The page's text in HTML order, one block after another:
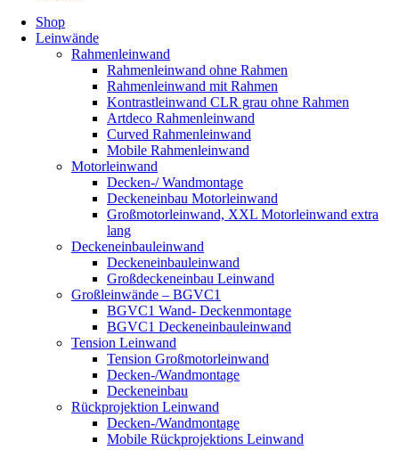
Shop
Leinwände
Rahmenleinwand
Rahmenleinwand ohne Rahmen
Rahmenleinwand mit Rahmen
Kontrastleinwand CLR grau ohne Rahmen
Artdeco Rahmenleinwand
Curved Rahmenleinwand
Mobile Rahmenleinwand
Motorleinwand
Decken-/ Wandmontage
Deckeneinbau Motorleinwand
Großmotorleinwand, XXL Motorleinwand extra
lang
Deckeneinbauleinwand
Deckeneinbauleinwand
Großdeckeneinbau Leinwand
Großleinwände – BGVC1
BGVC1 Wand- Deckenmontage
BGVC1 Deckeneinbauleinwand
Tension Leinwand
Tension Großmotorleinwand
Decken-/Wandmontage
Deckeneinbau
Rückprojektion Leinwand
Decken-/Wandmontage
Mobile Rückprojektions Leinwand